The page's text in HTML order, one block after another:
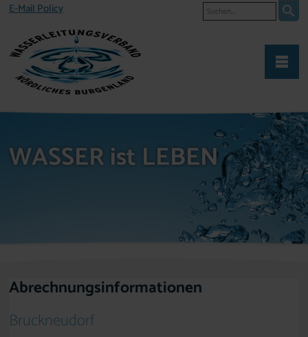
E-Mail Policy Suche
WASSER ist LEBEN
Abrechnungsinformationen
Bruckneudorf
AKTUELLES & PRESSEMELDUNGEN